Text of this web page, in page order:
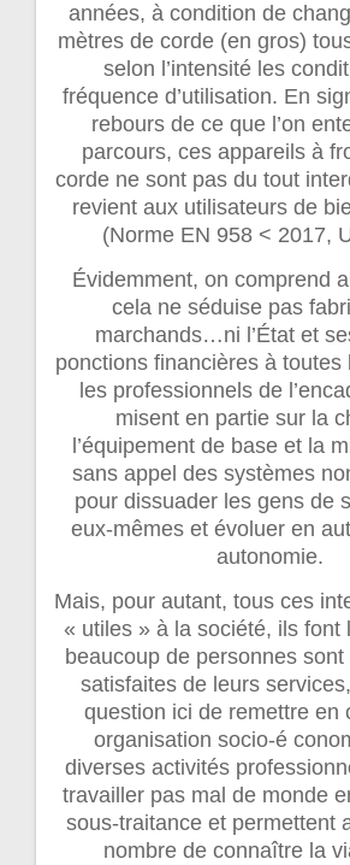
années, à condition de
mètres de corde (en gros)
selon l’intensité les
fréquence d’utilisation. En
rebours de ce que l’on
parcours, ces appareils à
corde ne sont pas du tout
revient aux utilisateurs de
(Norme EN 958 < 2017,
Évidemment, on comprend
cela ne séduise pas
marchands…ni l’État et
ponctions financières à toutes
les professionnels de
misent en partie sur la
l’équipement de base et la
sans appel des systèmes
pour dissuader les gens de
eux-mêmes et évoluer en
autonomie.
Mais, pour autant, tous ces
« utiles » à la société, ils font
beaucoup de personnes
satisfaites de leurs
question ici de remettre en
organisation socio-é
diverses activités
travailler pas mal de monde
sous-traitance et permettent
nombre de connaître la